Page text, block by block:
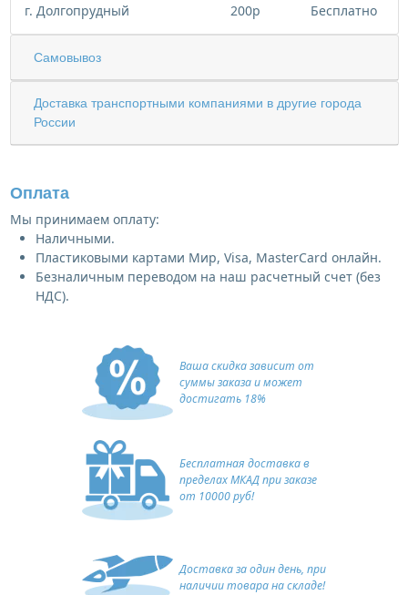
г. Долгопрудный
200р Бесплатно
Самовывоз
Доставка транспортными компаниями в другие города
России
Оплата
Мы принимаем оплату:
Наличными.
Пластиковыми картами Мир, Visa, MasterCard онлайн.
Безналичным переводом на наш расчетный счет (без
НДС).
Ваша скидка зависит от
суммы заказа и может
достигать 18%
Бесплатная доставка в
пределах МКАД при заказе
от 10000 руб!
Доставка за один день, при
наличии товара на складе!